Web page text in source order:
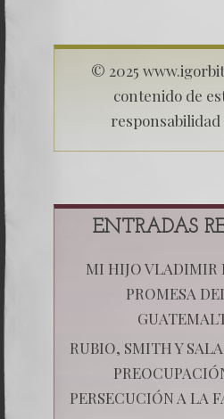
© 2025
contenido de
ENTRADAS
MI HIJO VLADIMIR
PROMESA
RUBIO, SMITH Y
PERSECUCIÓN A LA